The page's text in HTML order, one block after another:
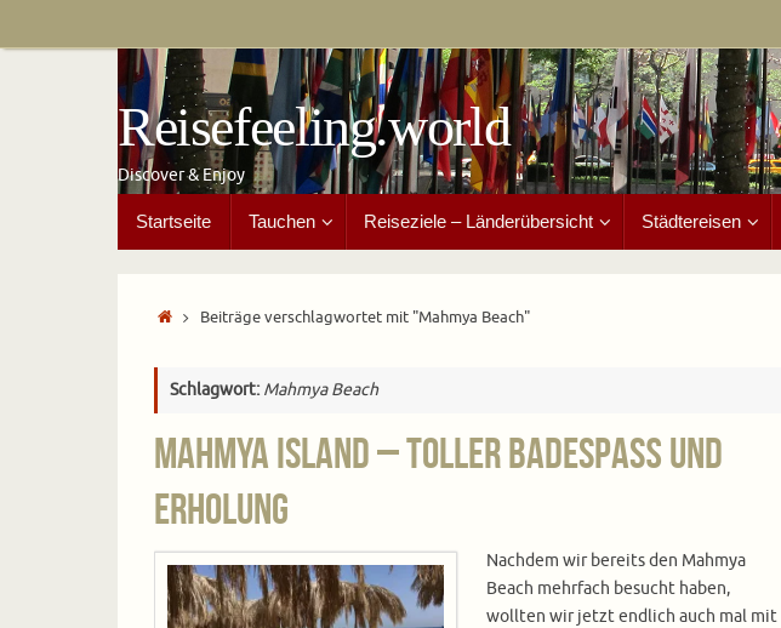
Reisefeeling.world
Discover & Enjoy
Inhalt
springen
Startseite Tauchen Reiseziele – Länderübersicht Städtereisen
StartBeiträge verschlagwortet mit "Mahmya Beach"
Schlagwort: Mahmya Beach
Mahmya Island – Toller Badespaß und
Erholung
Nachdem wir bereits den Mahmya
Beach mehrfach besucht haben,
wollten wir jetzt endlich auch mal mit